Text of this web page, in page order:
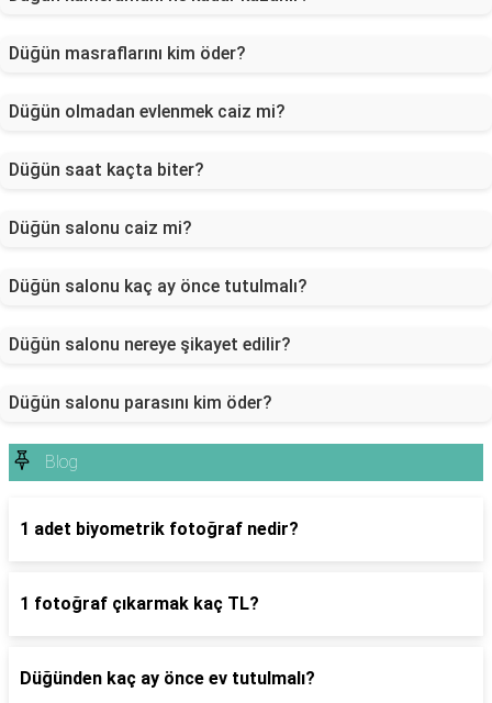
Düğün masraflarını kim öder?
Düğün olmadan evlenmek caiz mi?
Düğün saat kaçta biter?
Düğün salonu caiz mi?
Düğün salonu kaç ay önce tutulmalı?
Düğün salonu nereye şikayet edilir?
Düğün salonu parasını kim öder?
Blog
1 adet biyometrik fotoğraf nedir?
1 fotoğraf çıkarmak kaç TL?
Düğünden kaç ay önce ev tutulmalı?